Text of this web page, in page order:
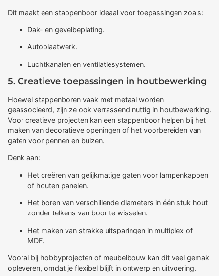
Dit maakt een stappenboor ideaal voor toepassingen zoals:
Dak- en gevelbeplating.
Autoplaatwerk.
Luchtkanalen en ventilatiesystemen.
5. Creatieve toepassingen in houtbewerking
Hoewel stappenboren vaak met metaal worden
geassocieerd, zijn ze ook verrassend nuttig in houtbewerking.
Voor creatieve projecten kan een stappenboor helpen bij het
maken van decoratieve openingen of het voorbereiden van
gaten voor pennen en buizen.
Denk aan:
Het creëren van gelijkmatige gaten voor lampenkappen
of houten panelen.
Het boren van verschillende diameters in één stuk hout
zonder telkens van boor te wisselen.
Het maken van strakke uitsparingen in multiplex of
MDF.
Vooral bij hobbyprojecten of meubelbouw kan dit veel gemak
opleveren, omdat je flexibel blijft in ontwerp en uitvoering.